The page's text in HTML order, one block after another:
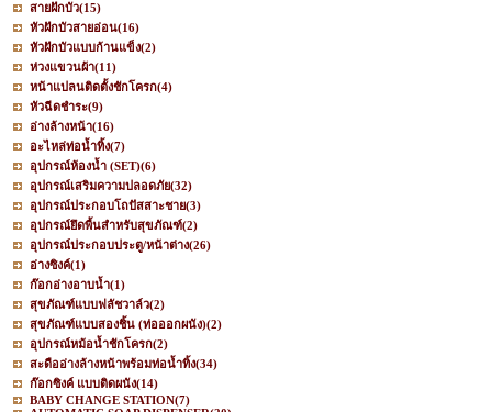
สายฝักบัว(15)
หัวฝักบัวสายอ่อน(16)
หัวฝักบัวแบบก้านแข็ง(2)
ห่วงแขวนผ้า(11)
หน้าแปลนติดตั้งชักโครก(4)
หัวฉีดชำระ(9)
อ่างล้างหน้า(16)
อะไหล่ท่อน้ำทิ้ง(7)
อุปกรณ์ห้องน้ำ (SET)(6)
อุปกรณ์เสริมความปลอดภัย(32)
อุปกรณ์ประกอบโถปัสสาะชาย(3)
อุปกรณ์ยึดพื้นสำหรับสุขภัณฑ์(2)
อุปกรณ์ประกอบประตู/หน้าต่าง(26)
อ่างซิงค์(1)
ก๊อกอ่างอาบน้ำ(1)
สุขภัณฑ์แบบฟลัชวาล์ว(2)
สุขภัณฑ์แบบสองชิ้น (ท่อออกผนัง)(2)
อุปกรณ์หม้อน้ำชักโครก(2)
สะดืออ่างล้างหน้าพร้อมท่อน้ำทิ้ง(34)
ก๊อกซิงค์ แบบติดผนัง(14)
BABY CHANGE STATION(7)